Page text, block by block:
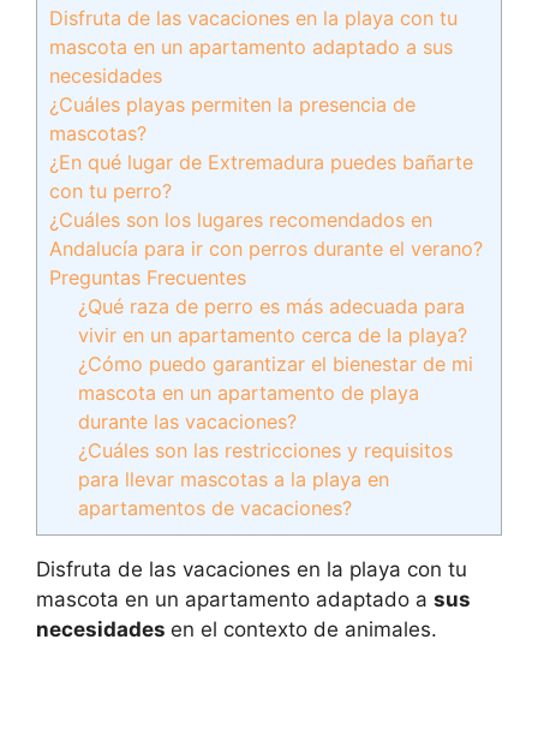
Disfruta de las vacaciones en la playa con tu
mascota en un apartamento adaptado a sus
necesidades
¿Cuáles playas permiten la presencia de
mascotas?
¿En qué lugar de Extremadura puedes bañarte
con tu perro?
¿Cuáles son los lugares recomendados en
Andalucía para ir con perros durante el verano?
Preguntas Frecuentes
¿Qué raza de perro es más adecuada para
vivir en un apartamento cerca de la playa?
¿Cómo puedo garantizar el bienestar de mi
mascota en un apartamento de playa
durante las vacaciones?
¿Cuáles son las restricciones y requisitos
para llevar mascotas a la playa en
apartamentos de vacaciones?
Disfruta de las vacaciones en la playa con tu
mascota en un apartamento adaptado a sus
necesidades en el contexto de animales.